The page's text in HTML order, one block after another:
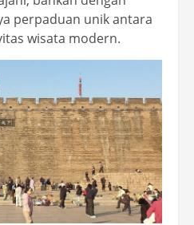
perpaduan unik antara
wisata modern.